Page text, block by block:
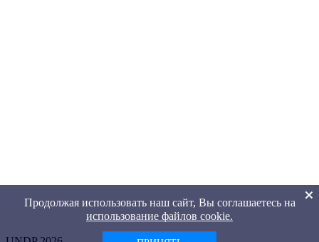
Продолжая использовать наш сайт, Вы соглашаетесь на
использование файлов cookie.